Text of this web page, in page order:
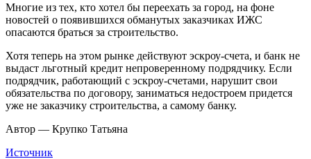
Многие из тех, кто хотел бы переехать за город, на фоне
новостей о появившихся обманутых заказчиках ИЖС
опасаются браться за строительство.
Хотя теперь на этом рынке действуют эскроу-счета, и банк не
выдаст льготный кредит непроверенному подрядчику. Если
подрядчик, работающий с эскроу-счетами, нарушит свои
обязательства по договору, заниматься недостроем придется
уже не заказчику строительства, а самому банку.
Автор — Крупко Татьяна
Источник